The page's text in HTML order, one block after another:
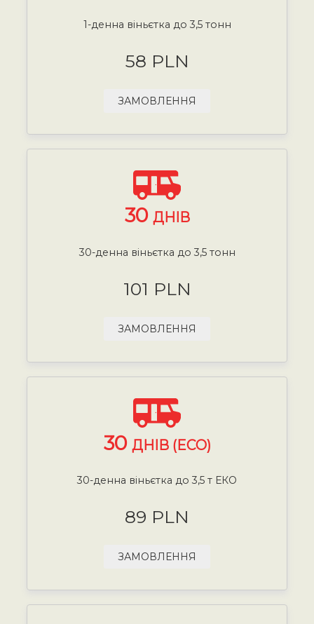
1-денна віньєтка до 3,5 тонн
58 PLN
ЗАМОВЛЕННЯ
30 ДНІВ
30-денна віньєтка до 3,5 тонн
101 PLN
ЗАМОВЛЕННЯ
30 ДНІВ (ECO)
30-денна віньєтка до 3,5 т ЕКО
89 PLN
ЗАМОВЛЕННЯ